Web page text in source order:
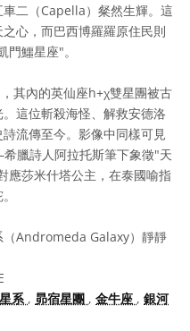
二（Capella）粲然生輝。這
心，而巴西博羅羅原住民則
鱷星座"。
其內的英仙座h+χ雙星團被古
這位斬殺海怪、解救安德洛
流傳至今。影像中同樣可見
臘詩人阿拉托斯筆下象徵"天
應莎米什塔公主，在泰國喻指
（Andromeda Galaxy）靜靜
系 , 昴宿星團 , 金牛座 , 銀河